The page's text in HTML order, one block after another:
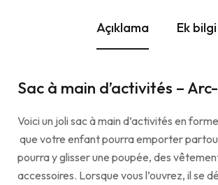
Açıklama Ek bilgi
Sac à main d’activités –
Voici un joli sac à main d’activités en
que votre enfant pourra emporter
pourra y glisser une poupée, des
accessoires. Lorsque vous l’ouvrez, il se